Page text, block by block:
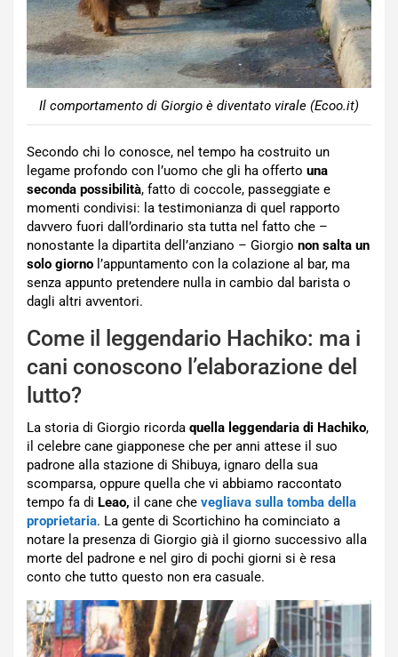
Il comportamento di Giorgio è diventato virale (Ecoo.it)
Secondo chi lo conosce, nel tempo ha costruito un
legame profondo con l’uomo che gli ha offerto una
seconda possibilità, fatto di coccole, passeggiate e
momenti condivisi: la testimonianza di quel rapporto
davvero fuori dall’ordinario sta tutta nel fatto che –
nonostante la dipartita dell’anziano – Giorgio non salta un
solo giorno l’appuntamento con la colazione al bar, ma
senza appunto pretendere nulla in cambio dal barista o
dagli altri avventori.
Come il leggendario Hachiko: ma i
cani conoscono l’elaborazione del
lutto?
La storia di Giorgio ricorda quella leggendaria di Hachiko,
il celebre cane giapponese che per anni attese il suo
padrone alla stazione di Shibuya, ignaro della sua
scomparsa, oppure quella che vi abbiamo raccontato
tempo fa di Leao, il cane che vegliava sulla tomba della
proprietaria. La gente di Scortichino ha cominciato a
notare la presenza di Giorgio già il giorno successivo alla
morte del padrone e nel giro di pochi giorni si è resa
conto che tutto questo non era casuale.